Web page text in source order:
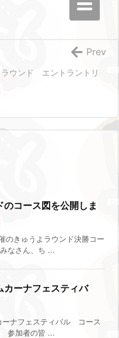
ラウンド エントラントリ
Prev
のコース図を公開しま
のきゅうよラウンド決勝コー
なさん、ち ...
ーナフェスティバ
ナフェスティバル コース
参加者の皆 ...